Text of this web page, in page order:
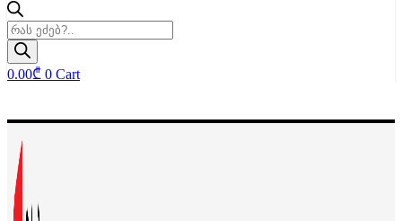
Products
search
0.00₾ 0 Cart